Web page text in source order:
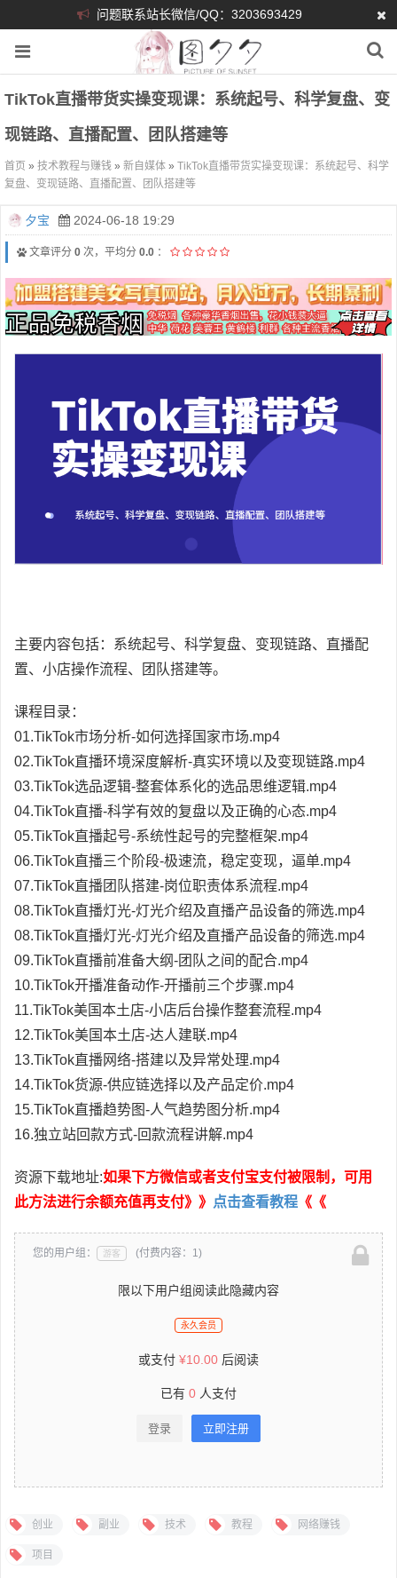
问题联系站长微信/QQ：3203693429
TikTok直播带货实操变现课：系统起号、科学复盘、变
现链路、直播配置、团队搭建等
首页 » 技术教程与赚钱 » 新自媒体 » TikTok直播带货实操变现课：系统起号、科学
复盘、变现链路、直播配置、团队搭建等
夕宝 2024-06-18 19:29
文章评分 0 次，平均分 0.0 ：
主要内容包括：系统起号、科学复盘、变现链路、直播配
置、小店操作流程、团队搭建等。
课程目录：
01.TikTok市场分析-如何选择国家市场.mp4
02.TikTok直播环境深度解析-真实环境以及变现链路.mp4
03.TikTok选品逻辑-整套体系化的选品思维逻辑.mp4
04.TikTok直播-科学有效的复盘以及正确的心态.mp4
05.TikTok直播起号-系统性起号的完整框架.mp4
06.TikTok直播三个阶段-极速流，稳定变现，逼单.mp4
07.TikTok直播团队搭建-岗位职责体系流程.mp4
08.TikTok直播灯光-灯光介绍及直播产品设备的筛选.mp4
08.TikTok直播灯光-灯光介绍及直播产品设备的筛选.mp4
09.TikTok直播前准备大纲-团队之间的配合.mp4
10.TikTok开播准备动作-开播前三个步骤.mp4
11.TikTok美国本土店-小店后台操作整套流程.mp4
12.TikTok美国本土店-达人建联.mp4
13.TikTok直播网络-搭建以及异常处理.mp4
14.TikTok货源-供应链选择以及产品定价.mp4
15.TikTok直播趋势图-人气趋势图分析.mp4
16.独立站回款方式-回款流程讲解.mp4
资源下载地址:如果下方微信或者支付宝支付被限制，可用
此方法进行余额充值再支付》》 点击查看教程 《《
您的用户组： 游客 (付费内容：1)
限以下用户组阅读此隐藏内容
永久会员
或支付 ¥10.00 后阅读
已有 0 人支付
登录 立即注册
创业 副业 技术 教程 网络赚钱
项目